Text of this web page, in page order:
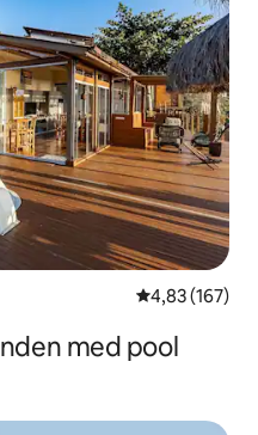
4,83 av 5 i
4,83 (167)
med pool